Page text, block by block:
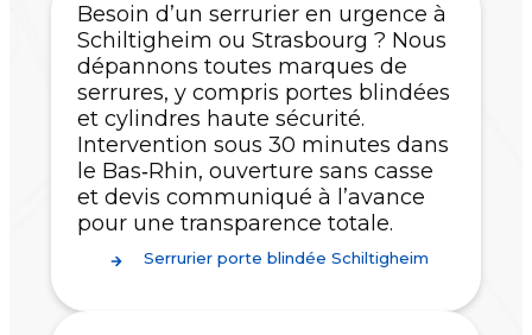
Besoin d’un serrurier en urgence à
Schiltigheim ou Strasbourg ? Nous
dépannons toutes marques de
serrures, y compris portes blindées
et cylindres haute sécurité.
Intervention sous 30 minutes dans
le Bas‑Rhin, ouverture sans casse
et devis communiqué à l’avance
pour une transparence totale.
Serrurier porte blindée Schiltigheim